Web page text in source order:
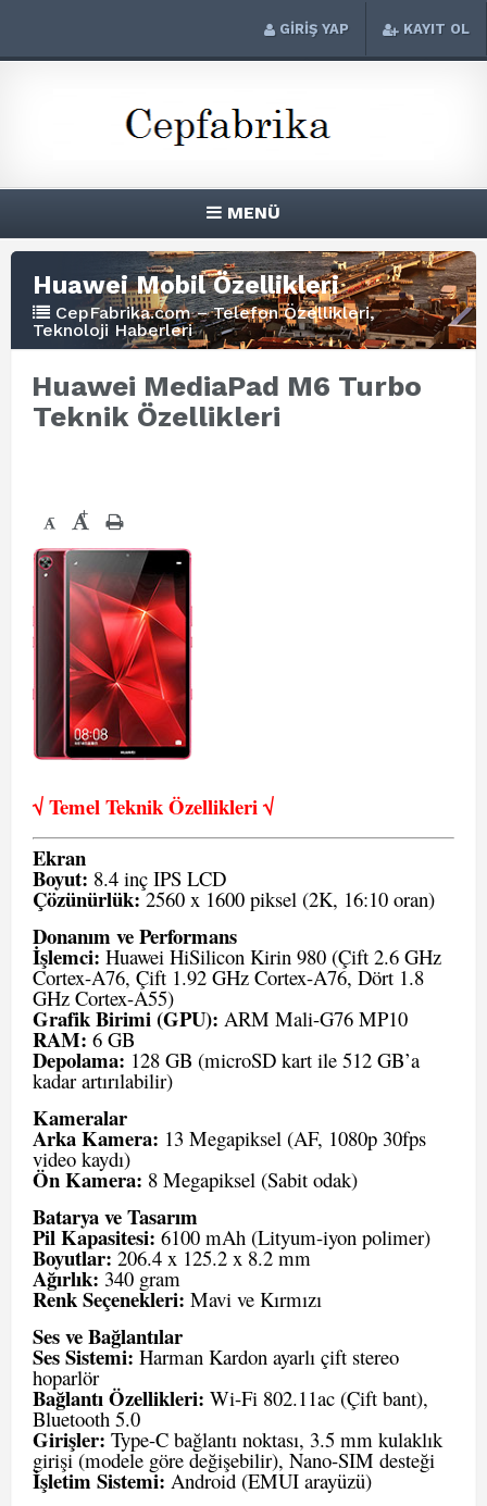
GİRİŞ YAP KAYIT OL
MENÜ
Huawei Mobil Özellikleri
CepFabrika.com – Telefon Özellikleri,
Teknoloji Haberleri
Huawei MediaPad M6 Turbo
Teknik Özellikleri
- +
√ Temel Teknik Özellikleri √
Ekran
Boyut: 8.4 inç IPS LCD
Çözünürlük:2560 x 1600 piksel (2K, 16:10 oran)
Donanım ve Performans
İşlemci: Huawei HiSilicon Kirin 980 (Çift 2.6 GHz
Cortex-A76, Çift 1.92 GHz Cortex-A76, Dört 1.8
GHz Cortex-A55)
Grafik Birimi (GPU): ARM Mali-G76 MP10
RAM: 6 GB
Depolama: 128 GB (microSD kart ile 512 GB’a
kadar artırılabilir)
Kameralar
Arka Kamera: 13 Megapiksel (AF, 1080p 30fps
video kaydı)
Ön Kamera: 8 Megapiksel (Sabit odak)
Batarya ve Tasarım
Pil Kapasitesi: 6100 mAh (Lityum-iyon polimer)
Boyutlar: 206.4 x 125.2 x 8.2 mm
Ağırlık: 340 gram
Renk Seçenekleri: Mavi ve Kırmızı
Ses ve Bağlantılar
Ses Sistemi: Harman Kardon ayarlı çift stereo
hoparlör
Bağlantı Özellikleri: Wi-Fi 802.11ac (Çift bant),
Bluetooth 5.0
Girişler: Type-C bağlantı noktası, 3.5 mm kulaklık
girişi (modele göre değişebilir), Nano-SIM desteği
İşletim Sistemi: Android (EMUI arayüzü)